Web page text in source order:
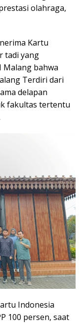
olahraga,
Kartu
tadi yang
Malang bahwa
Terdiri dari
delapan
fakultas tertentu
Indonesia
100 persen, saat